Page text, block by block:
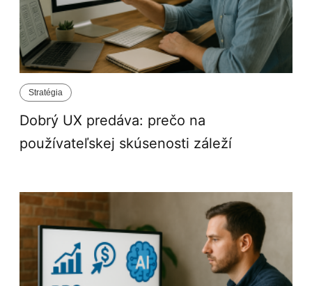
Stratégia
Dobrý UX predáva: prečo na
používateľskej skúsenosti záleží